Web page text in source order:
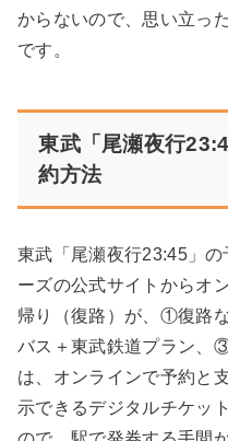
からないので、思い立っ
です。
東武「尾瀬夜行
約方法
東武「尾瀬夜行23:45」
ーズの公式サイトからオ
帰り（復路）が、①復路
バス＋東武鉄道プラン、
は、オンラインで予約と
示できるデジタルチケッ